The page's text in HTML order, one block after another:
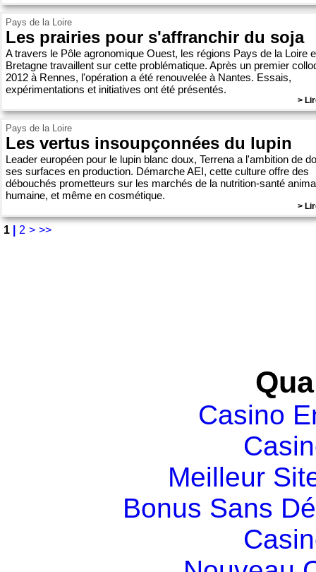
Pays de la Loire
Les prairies pour s'affranchir du soja
A travers le Pôle agronomique Ouest, les régions Pays de la Loire
Bretagne travaillent sur cette problématique. Après un premier
2012 à Rennes, l'opération a été renouvelée à Nantes. Essais,
expérimentations et initiatives ont été présentés.
>
Pays de la Loire
Les vertus insoupçonnées du lupin
Leader européen pour le lupin blanc doux, Terrena a l'ambition de
ses surfaces en production. Démarche AEI, cette culture offre des
débouchés prometteurs sur les marchés de la nutrition-santé
humaine, et même en cosmétique.
>
1 2 > >>
Casino
Meilleur
Bonus Sans